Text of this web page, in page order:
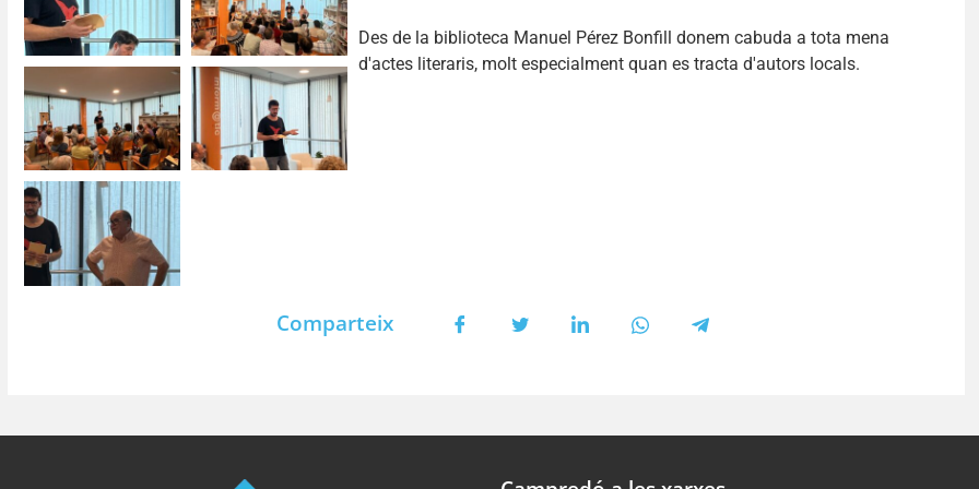
Des de la biblioteca Manuel Pérez Bonfill donem cabuda a tota mena
d'actes literaris, molt especialment quan es tracta d'autors locals.
Comparteix